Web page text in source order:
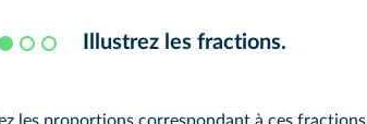
Illustrez les fractions.
les proportions correspondant à ces fractions